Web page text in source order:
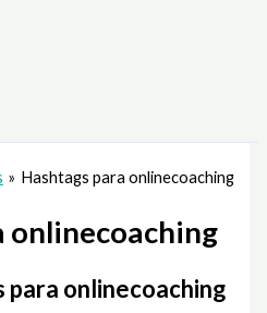
Hashtags para onlinecoaching
onlinecoaching
para onlinecoaching